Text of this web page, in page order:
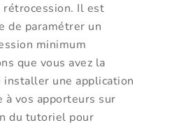
Il est
de paramétrer un
minimum
que vous avez la
une application
à vos apporteurs sur
du tutoriel pour